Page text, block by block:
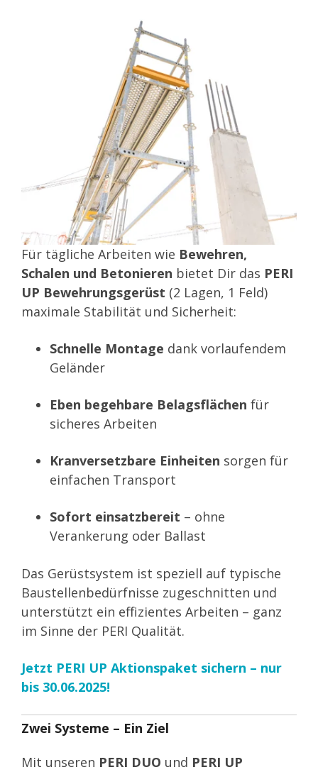
Für tägliche Arbeiten wie Bewehren,
Schalen und Betonieren bietet Dir das PERI
UP Bewehrungsgerüst (2 Lagen, 1 Feld)
maximale Stabilität und Sicherheit:
Schnelle Montage dank vorlaufendem
Geländer
Eben begehbare Belagsflächen für
sicheres Arbeiten
Kranversetzbare Einheiten sorgen für
einfachen Transport
Sofort einsatzbereit – ohne
Verankerung oder Ballast
Das Gerüstsystem ist speziell auf typische
Baustellenbedürfnisse zugeschnitten und
unterstützt ein effizientes Arbeiten – ganz
im Sinne der PERI Qualität.
Jetzt PERI UP Aktionspaket sichern – nur
bis 30.06.2025!
Zwei Systeme – Ein Ziel
Mit unseren PERI DUO und PERI UP